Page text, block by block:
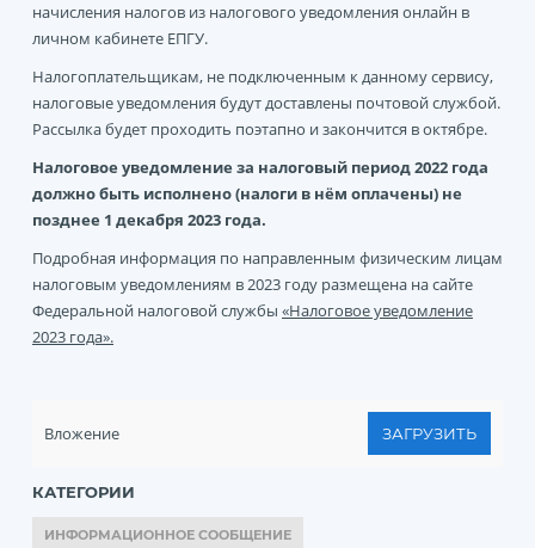
начисления налогов из налогового уведомления онлайн в
личном кабинете ЕПГУ.
Налогоплательщикам, не подключенным к данному сервису,
налоговые уведомления будут доставлены почтовой службой.
Рассылка будет проходить поэтапно и закончится в октябре.
Налоговое уведомление за налоговый период 2022 года
должно быть исполнено (налоги в нём оплачены) не
позднее 1 декабря 2023 года.
Подробная информация по направленным физическим лицам
налоговым уведомлениям в 2023 году размещена на сайте
Федеральной налоговой службы «Налоговое уведомление
2023 года».
Вложение ЗАГРУЗИТЬ
КАТЕГОРИИ
ИНФОРМАЦИОННОЕ СООБЩЕНИЕ